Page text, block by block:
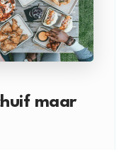
maar